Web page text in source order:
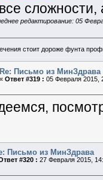
сложности,
редактирование: 05
стоит дороже фунта
Re: Письмо из МинЗдрава
« Ответ #319 : 05 Февраля 2015,
Письмо из МинЗдрава
#320 : 27 Февраля 2015,